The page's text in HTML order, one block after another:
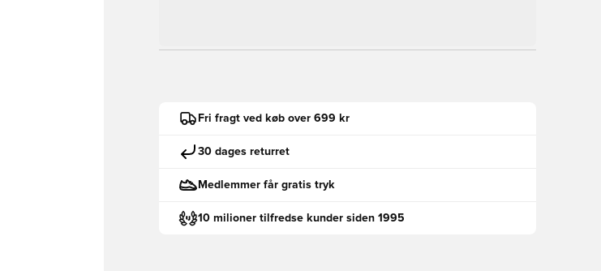
Fri fragt ved køb over 699 kr
30 dages returret
Medlemmer får gratis tryk
10 milioner tilfredse kunder siden 1995